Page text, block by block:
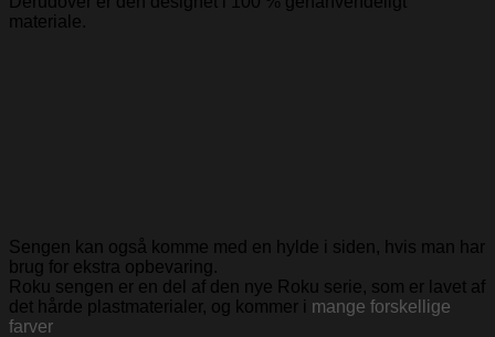
materiale.
Sengen kan også komme med en hylde i siden, hvis man har
brug for ekstra opbevaring.
Roku sengen er en del af den nye Roku serie, som er lavet af
det hårde plastmaterialer, og kommer i mange forskellige
farver